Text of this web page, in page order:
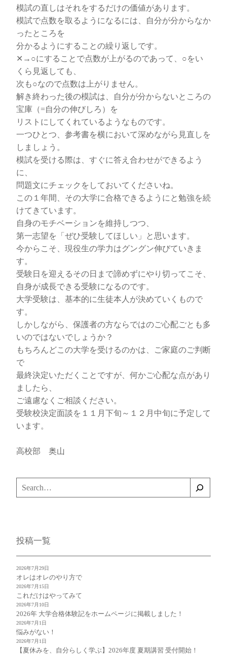
模試の直しはそれをするだけの価値があります。
模試で点数を取るようになるには、自分が分からなか
ったところを
分かるようにすることの繰り返しです。
✕→○にすることで点数が上がるのであって、○をい
くら見返しても、
次も○なので点数は上がりません。
解き終わった後の模試は、自分が分からないところの
宝庫（=自分の伸びしろ）を
リストにしてくれているようなものです。
一つひとつ、参考書を横において深めながら見直しを
しましょう。
模試を受ける際は、すぐに答え合わせができるよう
に、
問題文にチェックをしておいてくださいね。
この１年間、その大学に合格できるようにと勉強を続
けてきています。
自身のモチベーションを維持しつつ、
第一志望を「ぜひ受験してほしい」と思います。
今からこそ、現役生の学力はグングン伸びていきま
す。
受験日を迎えるその日まで諦めずにやり切ってこそ、
自身が成長できる受験になるのです。
大学受験は、基本的に生徒本人が決めていくもので
す。
しかしながら、保護者の方ならではのご心配ごとも多
いのではないでしょうか？
もちろんどこの大学を受けるのかは、ご家庭のご判断
で
最終決定いただくことですが、何かご心配な点があり
ましたら、
ご遠慮なくご相談ください。
受験校決定面談を１１月下旬～１２月中旬に予定して
います。
高校部 奥山
検
索
投稿一覧
オレはオレのやり方で
2026年7月29日
これだけはやってみて
2026年7月15日
2026年 大学合格体験記をホームページに掲載しました！
2026年7月10日
悩みがない！
2026年7月1日
【夏休みを、自分らしく学ぶ】2026年度 夏期講習 受付開始！
2026年7月1日